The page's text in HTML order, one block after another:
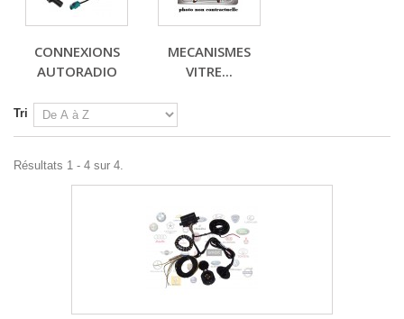
CONNEXIONS
AUTORADIO
MECANISMES
VITRE...
Tri
Résultats 1 - 4 sur 4.